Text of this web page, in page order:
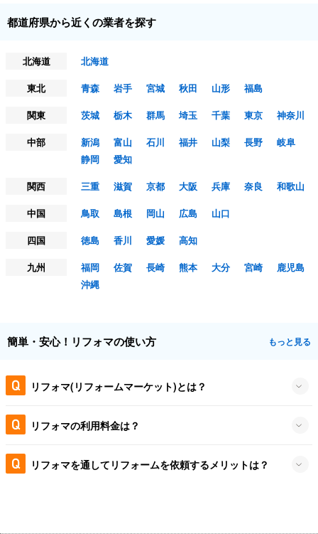
都道府県から近くの業者を探す
北海道
北海道
東北
青森 岩手 宮城 秋田 山形
福島
関東
茨城 栃木 群馬 埼玉 千葉 東京
神奈川
中部
新潟 富山 石川 福井 山梨 長野
岐阜
静岡
愛知
関西
三重 滋賀 京都 大阪 兵庫 奈良
和歌山
中国
鳥取 島根 岡山 広島
山口
四国
徳島 香川 愛媛
高知
九州
福岡 佐賀 長崎 熊本 大分 宮崎
鹿児島
沖縄
簡単・安心！リフォマの使い方 もっと見る
リフォマ(リフォームマーケット)とは？
リフォマの利用料金は？
リフォマを通してリフォームを依頼するメリットは？